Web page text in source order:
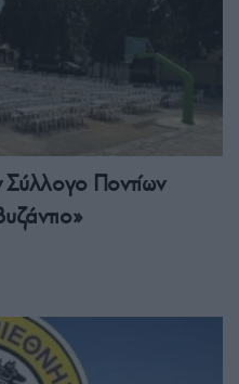
Σύλλογο Ποντίων